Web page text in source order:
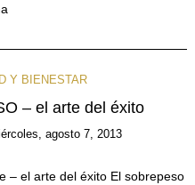
Y BIENESTAR
– el arte del éxito
agosto 7, 2013
– el arte del éxito El sobrepeso